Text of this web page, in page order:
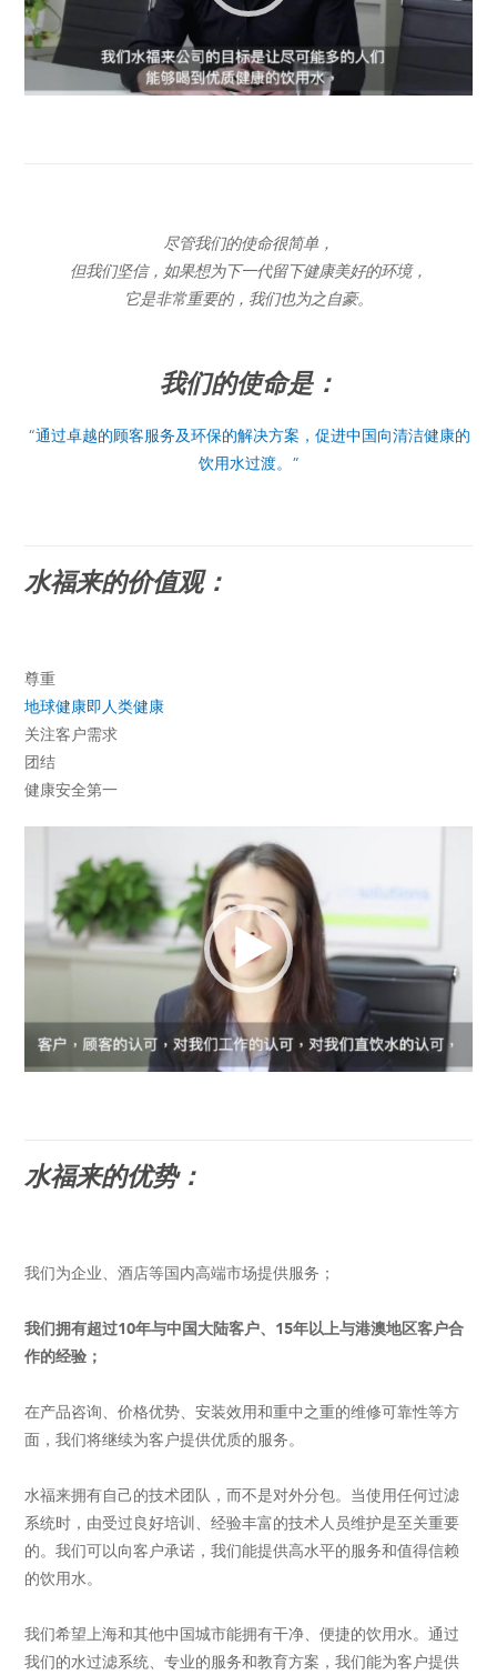
尽管我们的使命很简单，
但我们坚信，如果想为下一代留下健康美好的环境，
它是非常重要的，我们也为之自豪。
我们的使命是：
“通过卓越的顾客服务及环保的解决方案，促进中国向清洁健康的
饮用水过渡。”
水福来的价值观：
尊重
地球健康即人类健康
关注客户需求
团结
健康安全第一
放
器
水福来的优势：
我们为企业、酒店等国内高端市场提供服务；
我们拥有超过10年与中国大陆客户、15年以上与港澳地区客户合
作的经验；
在产品咨询、价格优势、安装效用和重中之重的维修可靠性等方
面，我们将继续为客户提供优质的服务。
水福来拥有自己的技术团队，而不是对外分包。当使用任何过滤
系统时，由受过良好培训、经验丰富的技术人员维护是至关重要
的。我们可以向客户承诺，我们能提供高水平的服务和值得信赖
的饮用水。
我们希望上海和其他中国城市能拥有干净、便捷的饮用水。通过
我们的水过滤系统、专业的服务和教育方案，我们能为客户提供